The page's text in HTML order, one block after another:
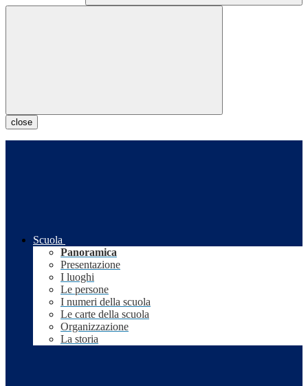
close
Scuola
Panoramica
Presentazione
I luoghi
Le persone
I numeri della scuola
Le carte della scuola
Organizzazione
La storia